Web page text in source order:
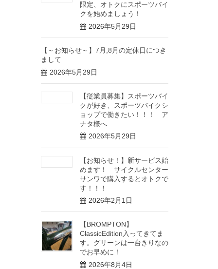
限定、オトクにスポーツバイ
クを始めましょう！
2026年5月29日
【～お知らせ～】7月,8月の定休日につき
まして
2026年5月29日
【従業員募集】スポーツバイ
クが好き、スポーツバイクシ
ョップで働きたい！！！ ア
ナタ様へ
2026年5月29日
【お知らせ！】新サービス始
めます！ サイクルセンター
サンワで購入するとオトクで
す！！！
2026年2月1日
【BROMPTON】
ClassicEdition入ってきてま
す。グリーンは一台きりなの
でお早めに！
2026年8月4日